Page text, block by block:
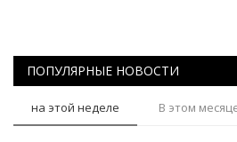
ПОПУЛЯРНЫЕ НОВОСТИ
на этой неделе В этом